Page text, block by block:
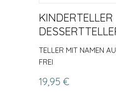
KINDERTELLER
TELLER MIT NAMEN
FREI
19,95 €